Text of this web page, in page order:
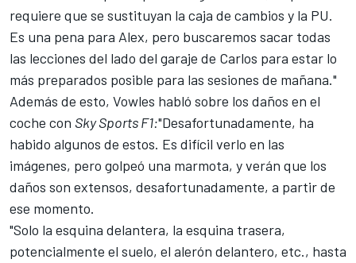
requiere que se sustituyan la caja de cambios y la PU.
Es una pena para Alex, pero buscaremos sacar todas
las lecciones del lado del garaje de Carlos para estar lo
más preparados posible para las sesiones de mañana."
Además de esto, Vowles habló sobre los daños en el
coche con Sky Sports F1:"Desafortunadamente, ha
habido algunos de estos. Es difícil verlo en las
imágenes, pero golpeó una marmota, y verán que los
daños son extensos, desafortunadamente, a partir de
ese momento.
"Solo la esquina delantera, la esquina trasera,
potencialmente el suelo, el alerón delantero, etc., hasta